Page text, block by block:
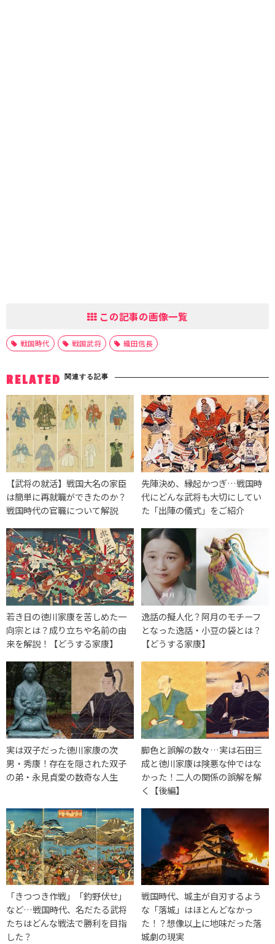
この記事の画像一覧
戦国時代 戦国武将 織田信長
RELATED 関連する記事
【武将の就活】戦国大名の家臣
は簡単に再就職ができたのか？
戦国時代の官職について解説
先陣決め、縁起かつぎ…戦国時
代にどんな武将も大切にしてい
た「出陣の儀式」をご紹介
若き日の徳川家康を苦しめた一
向宗とは？成り立ちや名前の由
来を解説！【どうする家康】
逸話の擬人化？阿月のモチーフ
となった逸話・小豆の袋とは？
【どうする家康】
実は双子だった徳川家康の次
男・秀康！存在を隠された双子
の弟・永見貞愛の数奇な人生
脚色と誤解の数々…実は石田三
成と徳川家康は険悪な仲ではな
かった！二人の関係の誤解を解
く【後編】
「きつつき作戦」「釣野伏せ」
など…戦国時代、名だたる武将
たちはどんな戦法で勝利を目指
した？
戦国時代、城主が自刃するよう
な「落城」はほとんどなかっ
た！？想像以上に地味だった落
城劇の現実